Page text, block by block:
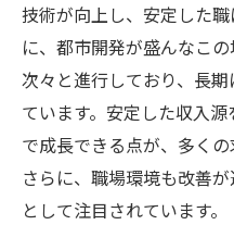
技術が向上し、安定した
に、都市開発が盛んなこ
次々と進行しており、長
ています。安定した収入
で成長できる点が、多くの
さらに、職場環境も改善
として注目されています。